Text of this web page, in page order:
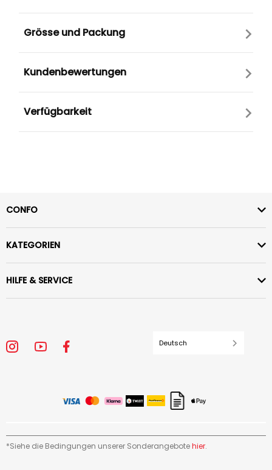
Grösse und Packung
Kundenbewertungen
Verfügbarkeit
CONFO
KATEGORIEN
HILFE & SERVICE
Deutsch
*Siehe die Bedingungen unserer Sonderangebotehier.